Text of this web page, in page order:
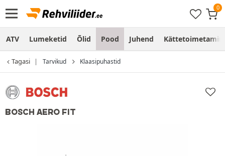
ATV Lumeketid Õlid Pood Juhend
Tagasi Tarvikud Klaasipuhastid
BOSCH AERO FIT